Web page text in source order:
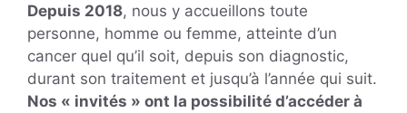
Depuis 2018, nous y accueillons toute
personne, homme ou femme, atteinte d’un
cancer quel qu’il soit, depuis son diagnostic,
durant son traitement et jusqu’à l’année qui suit.
Nos « invités » ont la possibilité d’accéder à